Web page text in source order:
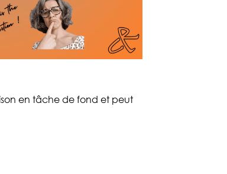
en tâche de fond et peut